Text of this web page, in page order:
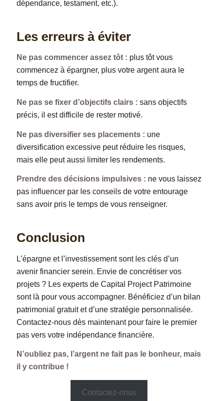
dépendance, testament, etc.).
Les erreurs à éviter
Ne pas commencer assez tôt : plus tôt vous
commencez à épargner, plus votre argent aura le
temps de fructifier.
Ne pas se fixer d’objectifs clairs : sans objectifs
précis, il est difficile de rester motivé.
Ne pas diversifier ses placements : une
diversification excessive peut réduire les risques,
mais elle peut aussi limiter les rendements.
Prendre des décisions impulsives : ne vous laissez
pas influencer par les conseils de votre entourage
sans avoir pris le temps de vous renseigner.
Conclusion
L’épargne et l’investissement sont les clés d’un
avenir financier serein. Envie de concrétiser vos
projets ? Les experts de Capital Project Patrimoine
sont là pour vous accompagner. Bénéficiez d’un bilan
patrimonial gratuit et d’une stratégie personnalisée.
Contactez-nous dès maintenant pour faire le premier
pas vers votre indépendance financière.
N’oubliez pas, l’argent ne fait pas le bonheur, mais
il y contribue !
Contactez-nous